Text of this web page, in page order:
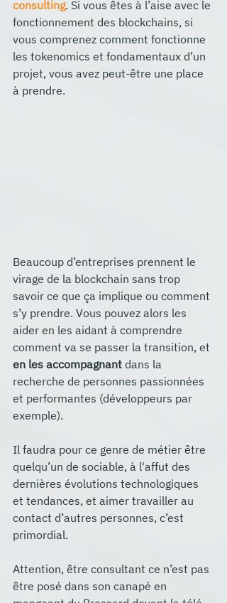
consulting. Si vous êtes à l’aise avec le
fonctionnement des blockchains, si
vous comprenez comment fonctionne
les tokenomics et fondamentaux d’un
projet, vous avez peut-être une place
à prendre.
Beaucoup d’entreprises prennent le
virage de la blockchain sans trop
savoir ce que ça implique ou comment
s’y prendre. Vous pouvez alors les
aider en les aidant à comprendre
comment va se passer la transition, et
en les accompagnant dans la
recherche de personnes passionnées
et performantes (développeurs par
exemple).
Il faudra pour ce genre de métier être
quelqu’un de sociable, à l'affut des
dernières évolutions technologiques
et tendances, et aimer travailler au
contact d’autres personnes, c’est
primordial.
Attention, être consultant ce n’est pas
être posé dans son canapé en